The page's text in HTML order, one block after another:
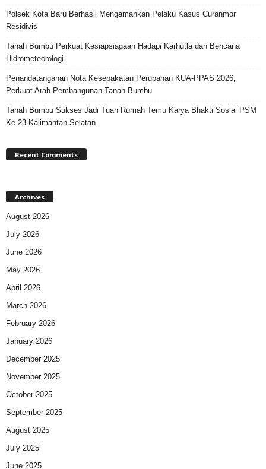
Polsek Kota Baru Berhasil Mengamankan Pelaku Kasus Curanmor
Residivis
Tanah Bumbu Perkuat Kesiapsiagaan Hadapi Karhutla dan Bencana
Hidrometeorologi
Penandatanganan Nota Kesepakatan Perubahan KUA-PPAS 2026,
Perkuat Arah Pembangunan Tanah Bumbu
Tanah Bumbu Sukses Jadi Tuan Rumah Temu Karya Bhakti Sosial PSM
Ke-23 Kalimantan Selatan
Recent Comments
Archives
August 2026
July 2026
June 2026
May 2026
April 2026
March 2026
February 2026
January 2026
December 2025
November 2025
October 2025
September 2025
August 2025
July 2025
June 2025